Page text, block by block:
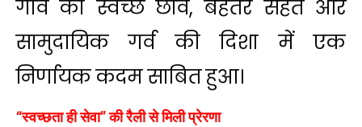
गाँव की स्वच्छ छवि, बेहतर सेहत और
सामुदायिक गर्व की दिशा में एक
निर्णायक कदम साबित हुआ।
“स्वच्छता ही सेवा” की रैली से मिली प्रेरणा